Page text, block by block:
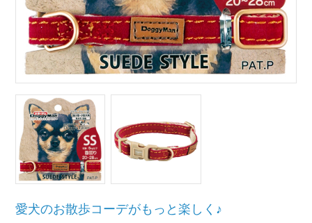
愛犬のお散歩コーデがもっと楽しく♪